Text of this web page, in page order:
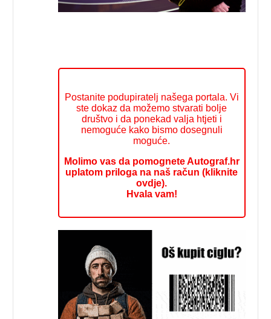
Postanite podupiratelj našega portala. Vi
ste dokaz da možemo stvarati bolje
društvo i da ponekad valja htjeti i
nemoguće kako bismo dosegnuli
moguće.
Molimo vas da pomognete Autograf.hr
uplatom priloga na naš račun (kliknite
ovdje).
Hvala vam!